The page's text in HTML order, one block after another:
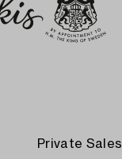
Private Sales